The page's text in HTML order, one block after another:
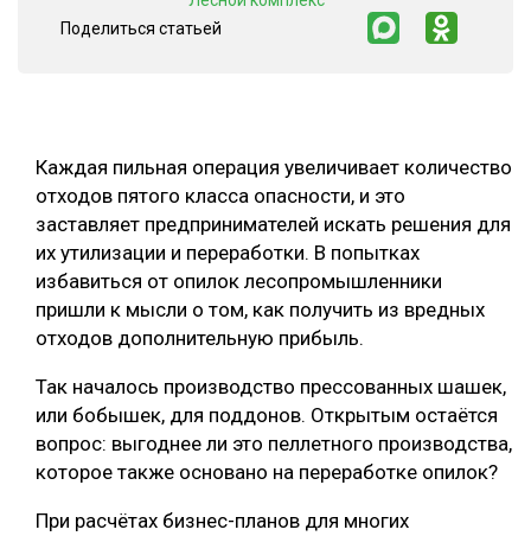
СУШКА ДРЕВЕСИНЫ
Каждая пильная операция увеличивает количество
отходов пятого класса опасности, и это
заставляет предпринимателей искать решения для
их утилизации и переработки. В попытках
избавиться от опилок лесопромышленники
пришли к мысли о том, как получить из вредных
отходов дополнительную прибыль.
Так началось производство прессованных шашек,
или бобышек, для поддонов. Открытым остаётся
вопрос: выгоднее ли это пеллетного производства,
которое также основано на переработке опилок?
При расчётах бизнес-планов для многих
Поделиться статьей